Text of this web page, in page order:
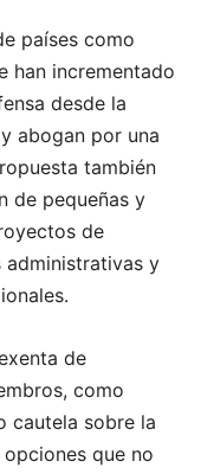
países como
han incrementado
desde la
abogan por una
también
de pequeñas y
de
administrativas y
de
como
cautela sobre la
que no